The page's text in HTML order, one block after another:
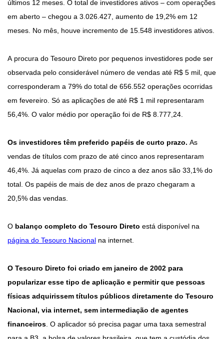
últimos 12 meses. O total de investidores ativos – com operações
em aberto – chegou a 3.026.427, aumento de 19,2% em 12
meses. No mês, houve incremento de 15.548 investidores ativos.
A procura do Tesouro Direto por pequenos investidores pode ser
observada pelo considerável número de vendas até R$ 5 mil, que
corresponderam a 79% do total de 656.552 operações ocorridas
em fevereiro. Só as aplicações de até R$ 1 mil representaram
56,4%. O valor médio por operação foi de R$ 8.777,24.
Os investidores têm preferido papéis de curto prazo. As
vendas de títulos com prazo de até cinco anos representaram
46,4%. Já aquelas com prazo de cinco a dez anos são 33,1% do
total. Os papéis de mais de dez anos de prazo chegaram a
20,5% das vendas.
O balanço completo do Tesouro Direto está disponível na
página do Tesouro Nacional na internet.
O Tesouro Direto foi criado em janeiro de 2002 para
popularizar esse tipo de aplicação e permitir que pessoas
físicas adquirissem títulos públicos diretamente do Tesouro
Nacional, via internet, sem intermediação de agentes
financeiros. O aplicador só precisa pagar uma taxa semestral